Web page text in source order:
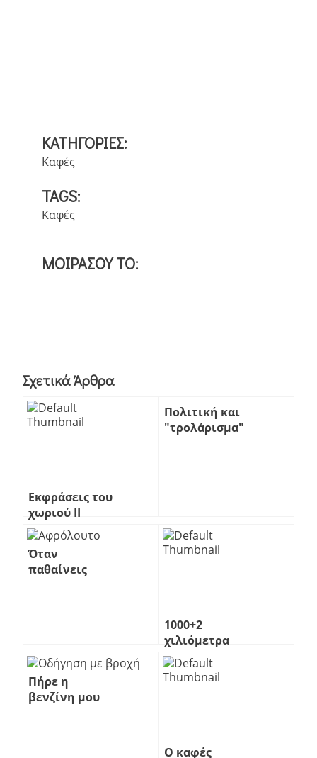
ΚΑΤΗΓΟΡΙΕΣ:
Καφές
TAGS:
Καφές
ΜΟΙΡΑΣΟΥ ΤΟ:
Σχετικά Άρθρα
Εκφράσεις του
χωριού ΙΙ
Πολιτική και
"τρολάρισμα"
Όταν
παθαίνεις
1000+2
χιλιόμετρα
στην
Πελοπόννησο
Πήρε η
βενζίνη μου
Ο καφές